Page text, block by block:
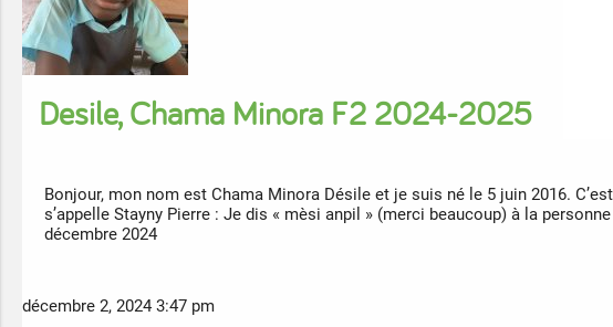
Desile, Chama Minora F2 2024-2025
Bonjour, mon nom est Chama Minora Désile et je suis né le 5 juin 2016.
s’appelle Stayny Pierre : Je dis « mèsi anpil » (merci beaucoup) à la
décembre 2024
décembre 2, 2024 3:47 pm